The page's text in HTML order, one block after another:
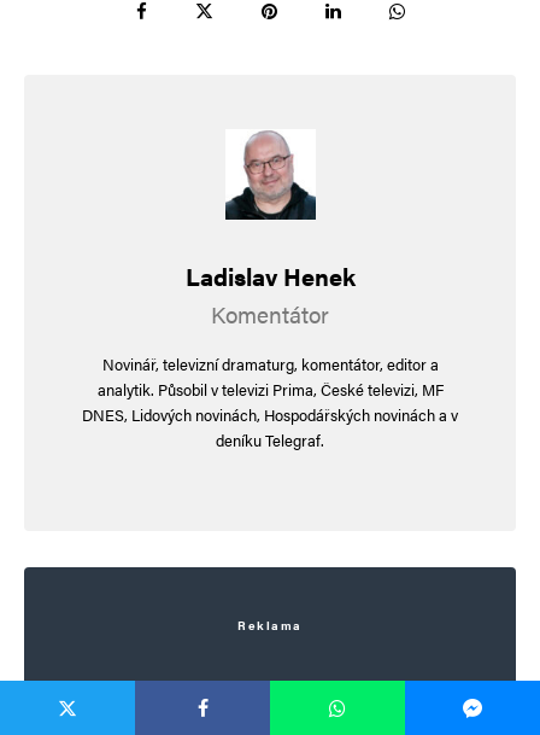
Ladislav Henek
Komentátor
Novinář, televizní dramaturg, komentátor, editor a
analytik. Působil v televizi Prima, České televizi, MF
DNES, Lidových novinách, Hospodářských novinách a v
deníku Telegraf.
Reklama